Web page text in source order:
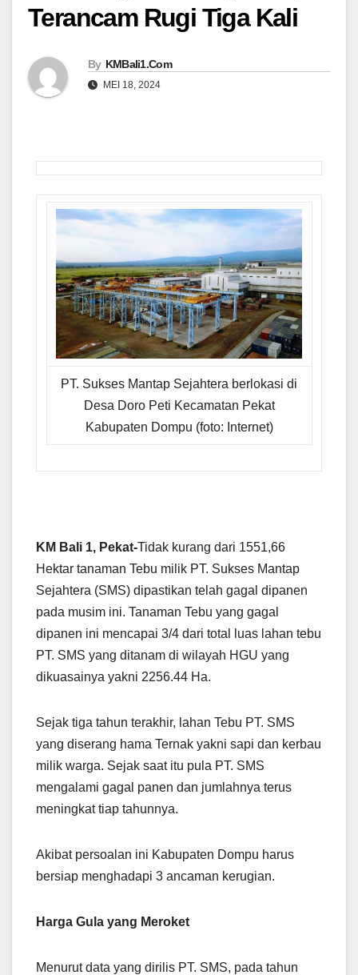
Terancam Rugi Tiga Kali
By KMBali1.Com
MEI 18, 2024
PT. Sukses Mantap Sejahtera berlokasi di
Desa Doro Peti Kecamatan Pekat
Kabupaten Dompu (foto: Internet)
KM Bali 1, Pekat-Tidak kurang dari 1551,66
Hektar tanaman Tebu milik PT. Sukses Mantap
Sejahtera (SMS) dipastikan telah gagal dipanen
pada musim ini. Tanaman Tebu yang gagal
dipanen ini mencapai 3/4 dari total luas lahan tebu
PT. SMS yang ditanam di wilayah HGU yang
dikuasainya yakni 2256.44 Ha.
Sejak tiga tahun terakhir, lahan Tebu PT. SMS
yang diserang hama Ternak yakni sapi dan kerbau
milik warga. Sejak saat itu pula PT. SMS
mengalami gagal panen dan jumlahnya terus
meningkat tiap tahunnya.
Akibat persoalan ini Kabupaten Dompu harus
bersiap menghadapi 3 ancaman kerugian.
Harga Gula yang Meroket
Menurut data yang dirilis PT. SMS, pada tahun